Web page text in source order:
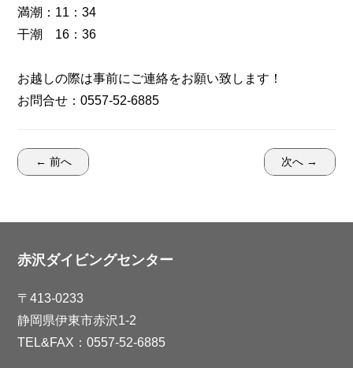
満潮：11：34
干潮 16：36
お越しの際は事前にご連絡をお願い致します！
お問合せ：0557-52-6885
← 前へ 次へ →
赤沢ダイビングセンター
〒413-0233
静岡県伊東市赤沢1-2
TEL&FAX：0557-52-6885